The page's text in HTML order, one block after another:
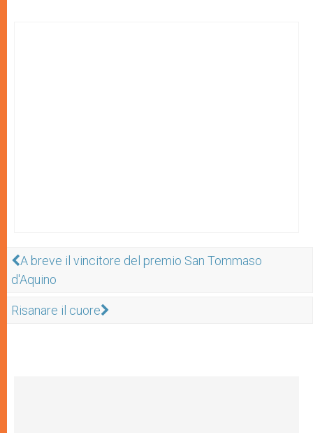
A breve il vincitore del premio San Tommaso
d'Aquino
Risanare il cuore